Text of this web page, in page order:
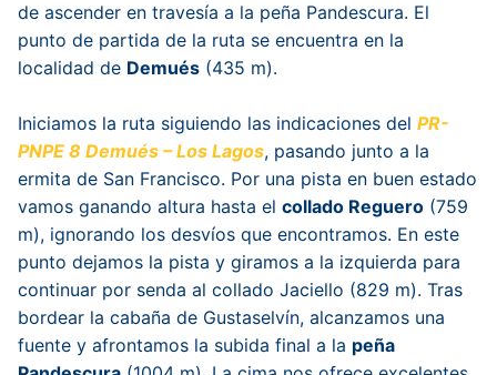
de ascender en travesía a la peña Pandescura. El
punto de partida de la ruta se encuentra en la
localidad de Demués (435 m).
Iniciamos la ruta siguiendo las indicaciones del PR-
PNPE 8 Demués – Los Lagos, pasando junto a la
ermita de San Francisco. Por una pista en buen estado
vamos ganando altura hasta el collado Reguero (759
m), ignorando los desvíos que encontramos. En este
punto dejamos la pista y giramos a la izquierda para
continuar por senda al collado Jaciello (829 m). Tras
bordear la cabaña de Gustaselvín, alcanzamos una
fuente y afrontamos la subida final a la peña